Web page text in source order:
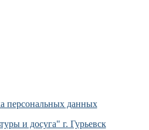
персональных данных
и досуга" г. Гурьевск